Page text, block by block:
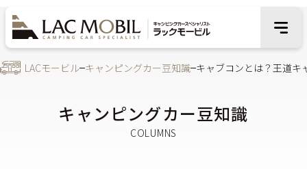
LACモービル キャンピングカー豆知識 キャブコンとは？王道キ
キャンピングカー豆知識